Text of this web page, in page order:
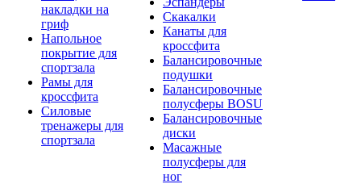
накладки на
гриф
Напольное
покрытие для
спортзала
Рамы для
кроссфита
Силовые
тренажеры для
спортзала
Скакалки
Канаты для
кроссфита
Балансировочные
подушки
Балансировочные
полусферы BOSU
Балансировочные
диски
Масажные
полусферы для
ног